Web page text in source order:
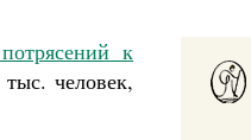
к
человек,